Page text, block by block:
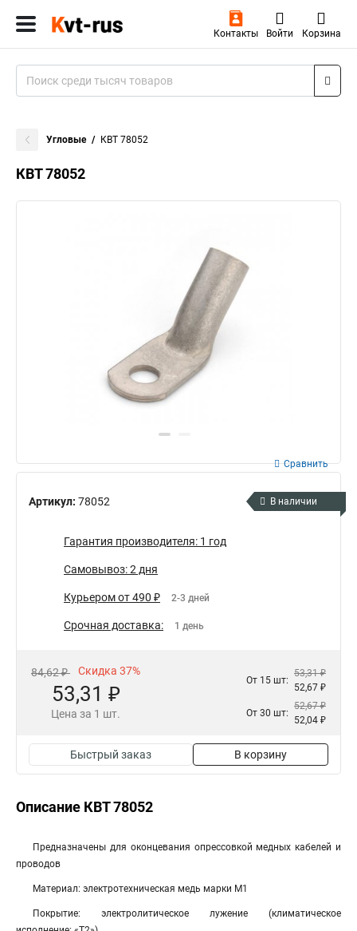
Контакты Войти Корзина
Угловые КВТ 78052
КВТ 78052
Артикул: 78052
Сравнить
В наличии
Гарантия производителя: 1 год
Самовывоз: 2 дня
Курьером от 490 ₽ 2-3 дней
Срочная доставка: 1 день
84,62 ₽ Скидка 37%
53,31 ₽
Цена за 1 шт.
От 15 шт:
53,31 ₽
52,67 ₽
От 30 шт:
52,67 ₽
52,04 ₽
Быстрый заказ В корзину
Описание КВТ 78052
Предназначены для оконцевания опрессовкой медных кабелей и
проводов
Материал: электротехническая медь марки М1
Покрытие: электролитическое лужение (климатическое